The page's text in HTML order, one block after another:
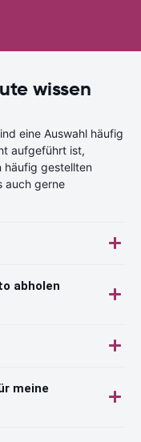
wissen
eine Auswahl häufig
aufgeführt ist,
häufig gestellten
auch gerne
abholen
meine